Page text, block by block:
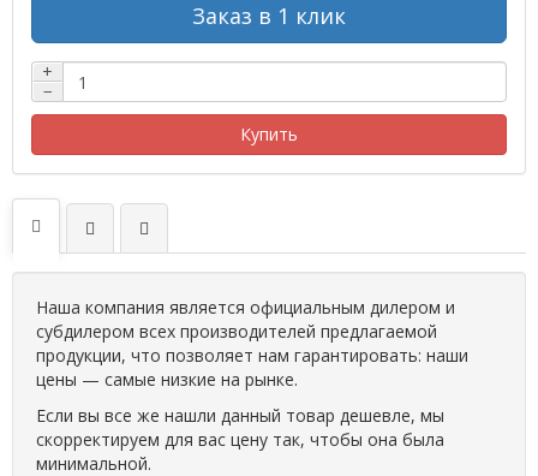
Заказ в 1 клик
+
−
Купить
Наша компания является официальным дилером и
субдилером всех производителей предлагаемой
продукции, что позволяет нам гарантировать: наши
цены — самые низкие на рынке.
Если вы все же нашли данный товар дешевле, мы
скорректируем для вас цену так, чтобы она была
минимальной.